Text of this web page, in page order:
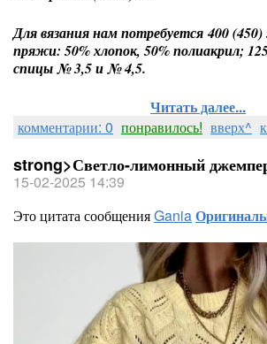
Для вязания нам потребуется 400 (450)
пряжи: 50% хлопок, 50% полиакрил;
спицы № 3,5 и № 4,5.
Читать далее...
комментарии: 0 понравилось! вверх^
strong>Светло-лимонный
15-02-2025 14:39
Это цитата сообщенияGania